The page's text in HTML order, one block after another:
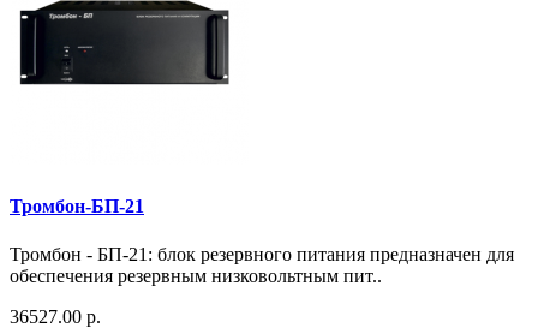
Тромбон-БП-21
Тромбон - БП-21: блок резервного питания предназначен для
обеспечения резервным низковольтным пит..
36527.00 р.